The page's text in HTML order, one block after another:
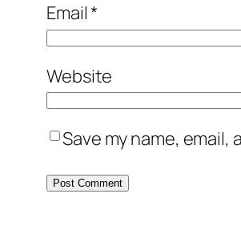
Email*
Website
Save my name,